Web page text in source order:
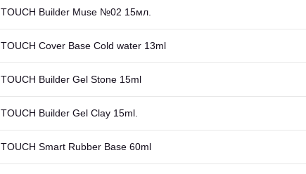
TOUCH Builder Muse №02 15мл.
TOUCH Cover Base Cold water 13ml
TOUCH Builder Gel Stone 15ml
TOUCH Builder Gel Clay 15ml.
TOUCH Smart Rubber Base 60ml